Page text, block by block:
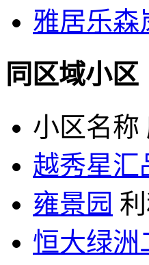
雅居乐森
同区域小区
小区名称
越秀星汇
雍景园
恒大绿洲